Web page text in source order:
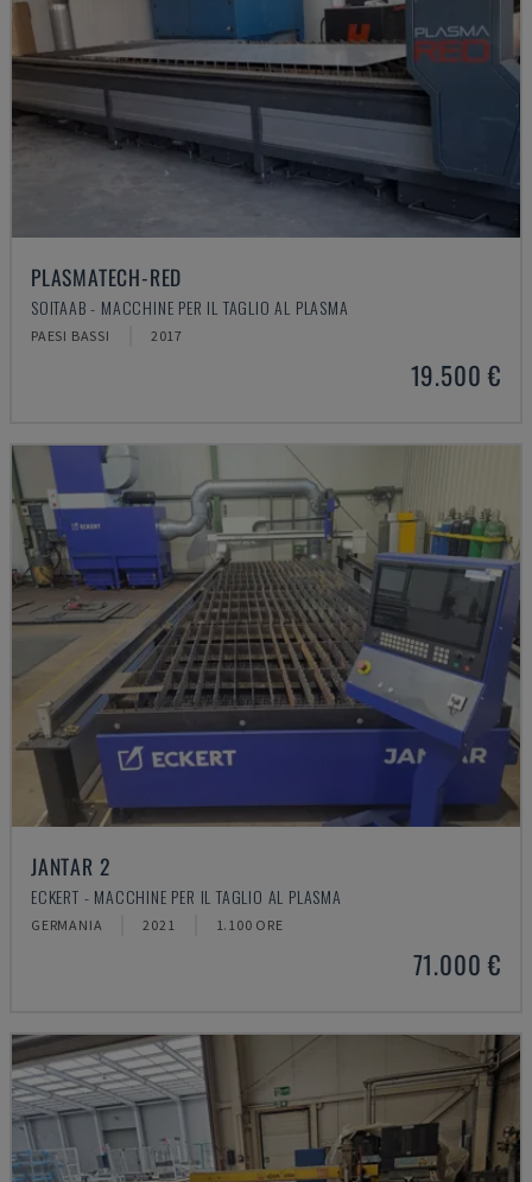
PLASMATECH-RED
SOITAAB - MACCHINE PER IL TAGLIO AL PLASMA
PAESI BASSI 2017
19.500 €
JANTAR 2
ECKERT - MACCHINE PER IL TAGLIO AL PLASMA
GERMANIA 2021 1.100 ORE
71.000 €